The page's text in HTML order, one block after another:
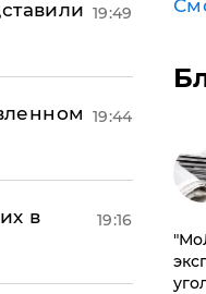
19:49
19:44
в
19:16